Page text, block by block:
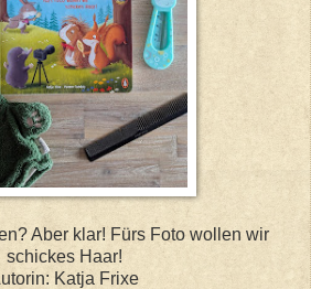
Aber klar! Fürs Foto wollen wir
schickes Haar!
Katja Frixe